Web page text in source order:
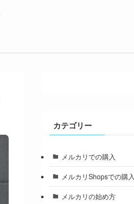
カテゴリー
メルカリでの購入
メルカリShopsでの購入
メルカリの始め方